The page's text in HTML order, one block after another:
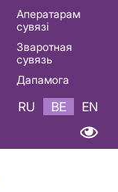
Аператарам
сувязі
Зваротная
сувязь
Дапамога
RU BE EN